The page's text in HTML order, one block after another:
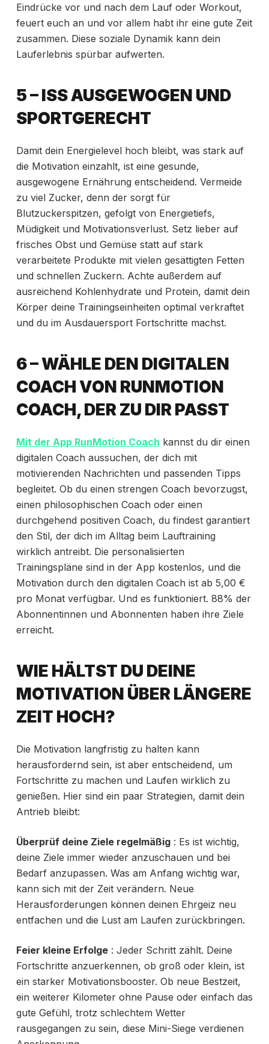
Eindrücke vor und nach dem Lauf oder Workout,
feuert euch an und vor allem habt ihr eine gute Zeit
zusammen. Diese soziale Dynamik kann dein
Lauferlebnis spürbar aufwerten.
5 – ISS AUSGEWOGEN UND
SPORTGERECHT
Damit dein Energielevel hoch bleibt, was stark auf
die Motivation einzahlt, ist eine gesunde,
ausgewogene Ernährung entscheidend. Vermeide
zu viel Zucker, denn der sorgt für
Blutzuckerspitzen, gefolgt von Energietiefs,
Müdigkeit und Motivationsverlust. Setz lieber auf
frisches Obst und Gemüse statt auf stark
verarbeitete Produkte mit vielen gesättigten Fetten
und schnellen Zuckern. Achte außerdem auf
ausreichend Kohlenhydrate und Protein, damit dein
Körper deine Trainingseinheiten optimal verkraftet
und du im Ausdauersport Fortschritte machst.
6 – WÄHLE DEN DIGITALEN
COACH VON RUNMOTION
COACH, DER ZU DIR PASST
Mit der App RunMotion Coach kannst du dir einen
digitalen Coach aussuchen, der dich mit
motivierenden Nachrichten und passenden Tipps
begleitet. Ob du einen strengen Coach bevorzugst,
einen philosophischen Coach oder einen
durchgehend positiven Coach, du findest garantiert
den Stil, der dich im Alltag beim Lauftraining
wirklich antreibt. Die personalisierten
Trainingspläne sind in der App kostenlos, und die
Motivation durch den digitalen Coach ist ab 5,00 €
pro Monat verfügbar. Und es funktioniert. 88% der
Abonnentinnen und Abonnenten haben ihre Ziele
erreicht.
WIE HÄLTST DU DEINE
MOTIVATION ÜBER LÄNGERE
ZEIT HOCH?
Die Motivation langfristig zu halten kann
herausfordernd sein, ist aber entscheidend, um
Fortschritte zu machen und Laufen wirklich zu
genießen. Hier sind ein paar Strategien, damit dein
Antrieb bleibt:
Überprüf deine Ziele regelmäßig: Es ist wichtig,
deine Ziele immer wieder anzuschauen und bei
Bedarf anzupassen. Was am Anfang wichtig war,
kann sich mit der Zeit verändern. Neue
Herausforderungen können deinen Ehrgeiz neu
entfachen und die Lust am Laufen zurückbringen.
Feier kleine Erfolge: Jeder Schritt zählt. Deine
Fortschritte anzuerkennen, ob groß oder klein, ist
ein starker Motivationsbooster. Ob neue Bestzeit,
ein weiterer Kilometer ohne Pause oder einfach das
gute Gefühl, trotz schlechtem Wetter
rausgegangen zu sein, diese Mini-Siege verdienen